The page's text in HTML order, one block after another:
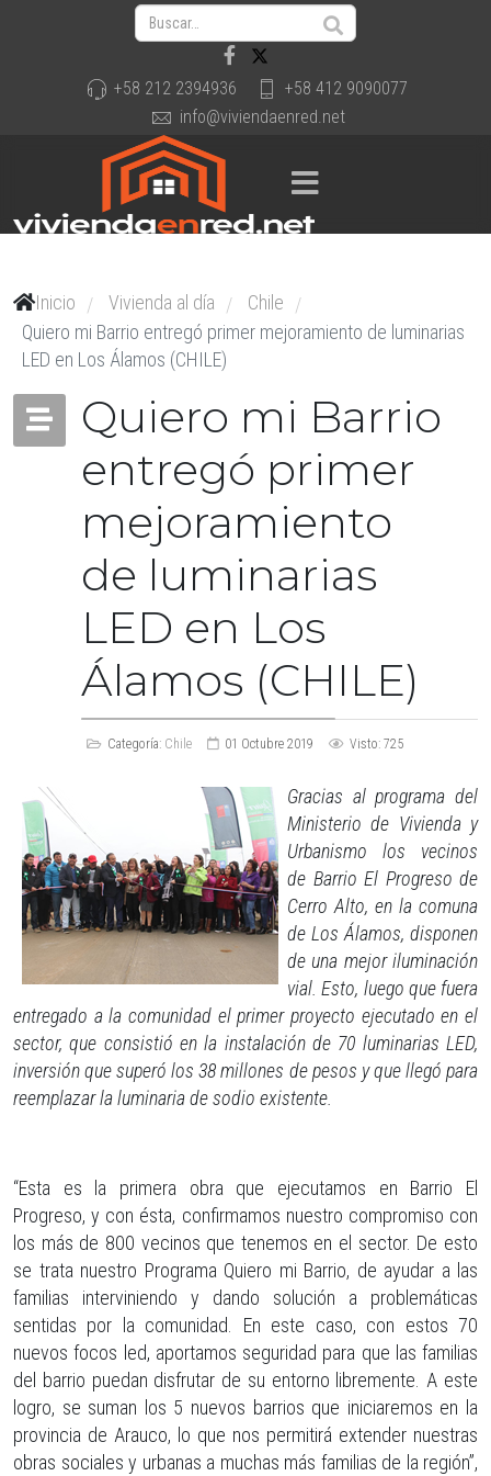
+58 212 2394936
+58 412 9090077
info@viviendaenred.net
Inicio / Vivienda al día / Chile /
Quiero mi Barrio entregó primer mejoramiento de luminarias
LED en Los Álamos (CHILE)
Quiero mi Barrio
entregó primer
mejoramiento
de luminarias
LED en Los
Álamos (CHILE)
Categoría: Chile 01 Octubre 2019 Visto: 725
Gracias al programa del
Ministerio de Vivienda y
Urbanismo los vecinos
de Barrio El Progreso de
Cerro Alto, en la comuna
de Los Álamos, disponen
de una mejor iluminación
vial. Esto, luego que fuera
entregado a la comunidad el primer proyecto ejecutado en el
sector, que consistió en la instalación de 70 luminarias LED,
inversión que superó los 38 millones de pesos y que llegó para
reemplazar la luminaria de sodio existente.
“Esta es la primera obra que ejecutamos en Barrio El
Progreso, y con ésta, confirmamos nuestro compromiso con
los más de 800 vecinos que tenemos en el sector. De esto
se trata nuestro Programa Quiero mi Barrio, de ayudar a las
familias interviniendo y dando solución a problemáticas
sentidas por la comunidad. En este caso, con estos 70
nuevos focos led, aportamos seguridad para que las familias
del barrio puedan disfrutar de su entorno libremente. A este
logro, se suman los 5 nuevos barrios que iniciaremos en la
provincia de Arauco, lo que nos permitirá extender nuestras
obras sociales y urbanas a muchas más familias de la región”,